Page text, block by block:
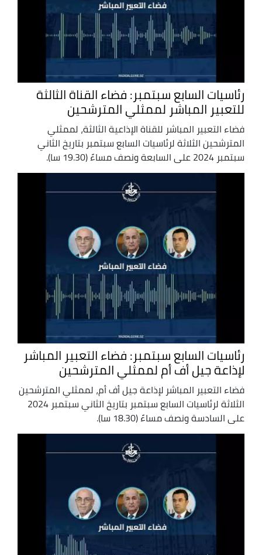
رئاسيات السابع سبتمبر: فضاء القناة الثالثة
للتعبير المباشر لممثلي المترشحين
فضاء التعبير المباشر للقناة الإذاعية الثالثة، لممثلي
المترشحين الثلاثة لرئاسيات السابع سبتمبر بتاريخ الثاني
سبتمبر 2024 على السابعة ونصف مساءً (19.30 سا).
رئاسيات السابع سبتمبر: فضاء التعبير المباشر
لإذاعة جيل أف أم لممثلي المترشحين
فضاء التعبير المباشر لإذاعة جيل أف أم، لممثلي المترشحين
الثلاثة لرئاسيات السابع سبتمبر بتاريخ الثاني سبتمبر 2024
على السادسة ونصف مساءً (18.30 سا).